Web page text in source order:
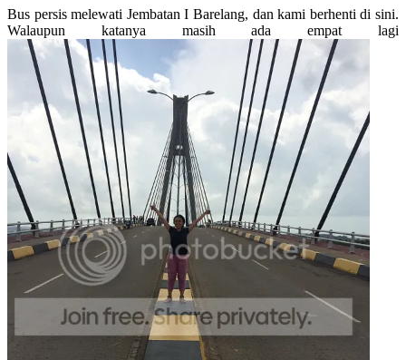
Bus persis melewati Jembatan I Barelang, dan kami berhenti di sini.
Walaupun katanya masih ada empat lagi